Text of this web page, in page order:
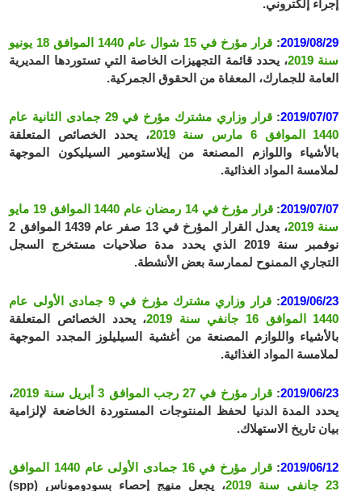
إجراء إلكتروني.
2019/08/29
:
قرار مؤرخ في 15 شوال عام 1440 الموافق 18 يونيو
سنة 2019
، يحدد قائمة التجهيزات الخاصة التي تستوردها المديرية
العامة للجمارك، المعفاة من الحقوق الجمركية.
2019/07/07
:
قرار وزاري مشترك مؤرخ في 29 جمادى الثانية عام
1440 الموافق 6 مارس سنة 2019
، يحدد الخصائص المتعلقة
بالأشياء واللوازم المصنعة من إيلاستومير السيليكون الموجهة
لملامسة المواد الغذائية.
2019/07/07
:
قرار مؤرخ في 14 رمضان عام 1440 الموافق 19 مايو
سنة 2019
، يعدل القرار المؤرخ في 13 صفر عام 1439 الموافق 2
نوفمبر سنة 2019 الذي يحدد مدة صلاحيات مستخرج السجل
التجاري الممنوح لممارسة بعض الأنشطة.
2019/06/23
:
قرار وزاري مشترك مؤرخ في 9 جمادى الأولى عام
1440 الموافق 16 جانفي سنة 2019
، يحدد الخصائص المتعلقة
بالأشياء واللوازم المصنعة من أغشية السيليلوز المجدد الموجهة
لملامسة المواد الغذائية.
2019/06/23
: قرار مؤرخ في 27 رجب الموافق 3 أبريل سنة 2019
،
يحدد المدة الدنيا لحفظ المنتوجات المستوردة الخاضعة لإلزامية
بيان تاريخ الاستهلاك.
2019/06/12
:
قرار مؤرخ في 16 جمادى الأولى عام 1440 الموافق
23 جانفي سنة 2019
، يجعل منهج إحصاء بسودوموناس (spp)